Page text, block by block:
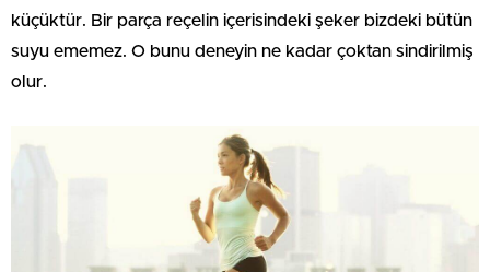
küçüktür. Bir parça reçelin içerisindeki şeker bizdeki bütün
suyu ememez. O bunu deneyin ne kadar çoktan sindirilmiş
olur.